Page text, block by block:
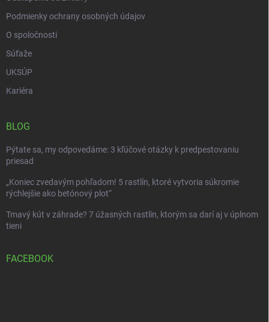
Podmienky ochrany osobných údajov
O spoločnosti
Súťaže
UKSÚP
Kariéra
BLOG
Pýtate sa, my odpovedáme: 3 kľúčové otázky k predpestovaniu
priesad
„Koniec zvedavým pohľadom! 5 rastlín, ktoré vytvoria súkromie
rýchlejšie ako betónový plot“
Tmavý kút v záhrade? 7 úžasných rastlín, ktorým sa darí aj v úplnom
tieni
FACEBOOK